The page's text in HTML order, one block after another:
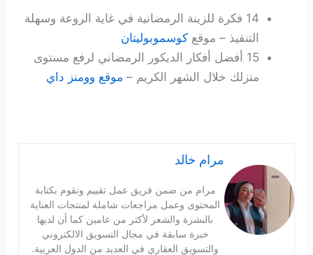
14 فكرة للزينة الرمضانية في غاية الروعة وسهلة
التنفيذ – موقعكوسموبوليتان
15 أفضل أفكار الديكور الرمضاني لرفع مستوى
منزلك خلال الشهر الكريم – موقع وومنز داي
مرام خالد
مرام من ضمن فريق عمل تقييم وتقوم بكتابة
المحتوى وعمل مراجعات شاملة لمنتجات العناية
بالبشرة والشعر لأكثر من عامين كما أن لديها
خبرة سابقة في مجال التسويق الالكتروني
والتسويق العقاري في العديد من الدول العربية.